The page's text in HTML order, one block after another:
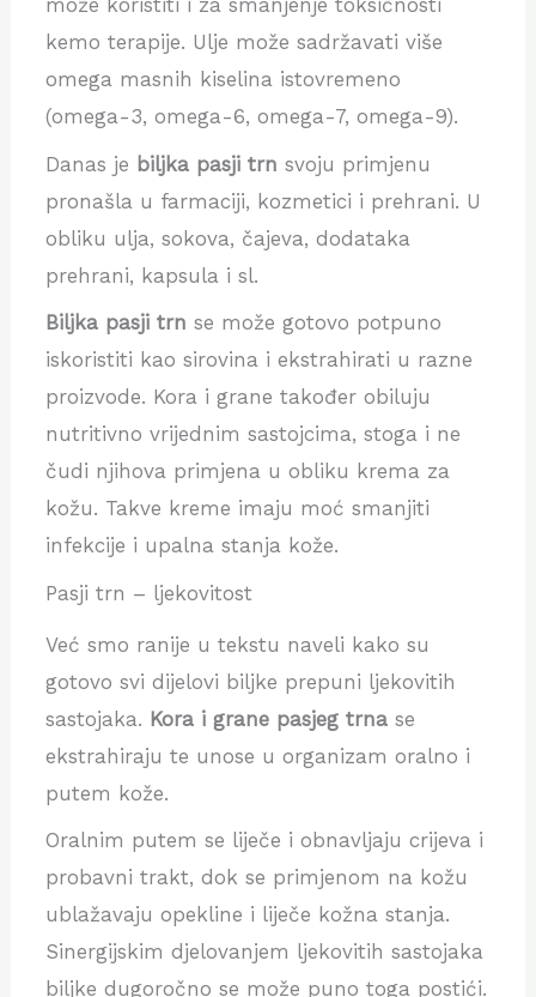
može koristiti i za smanjenje toksičnosti
kemo terapije. Ulje može sadržavati više
omega masnih kiselina istovremeno
(omega-3, omega-6, omega-7, omega-9).
Danas je biljka pasji trn svoju primjenu
pronašla u farmaciji, kozmetici i prehrani. U
obliku ulja, sokova, čajeva, dodataka
prehrani, kapsula i sl.
Biljka pasji trn se može gotovo potpuno
iskoristiti kao sirovina i ekstrahirati u razne
proizvode. Kora i grane također obiluju
nutritivno vrijednim sastojcima, stoga i ne
čudi njihova primjena u obliku krema za
kožu. Takve kreme imaju moć smanjiti
infekcije i upalna stanja kože.
Pasji trn – ljekovitost
Već smo ranije u tekstu naveli kako su
gotovo svi dijelovi biljke prepuni ljekovitih
sastojaka. Kora i grane pasjeg trnase
ekstrahiraju te unose u organizam oralno i
putem kože.
Oralnim putem se liječe i obnavljaju crijeva i
probavni trakt, dok se primjenom na kožu
ublažavaju opekline i liječe kožna stanja.
Sinergijskim djelovanjem ljekovitih sastojaka
biljke dugoročno se može puno toga postići.